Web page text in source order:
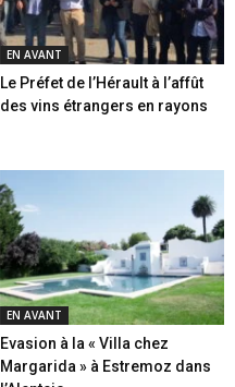
EN AVANT
Le Préfet de l’Hérault à l’affût
des vins étrangers en rayons
EN AVANT
Evasion à la « Villa chez
Margarida » à Estremoz dans